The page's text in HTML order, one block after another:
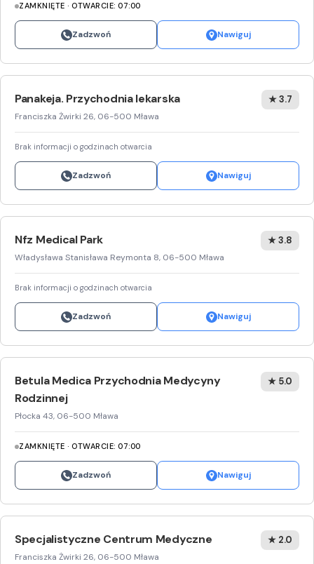
ZAMKNIĘTE · OTWARCIE: 07:00
Zadzwoń Nawiguj
Panakeja. Przychodnia lekarska
Franciszka Żwirki 26, 06-500 Mława
★ 3.7
Brak informacji o godzinach otwarcia
Zadzwoń Nawiguj
Nfz Medical Park
Władysława Stanisława Reymonta 8, 06-500 Mława
★ 3.8
Brak informacji o godzinach otwarcia
Zadzwoń Nawiguj
Betula Medica Przychodnia Medycyny
Rodzinnej
Płocka 43, 06-500 Mława
★ 5.0
ZAMKNIĘTE · OTWARCIE: 07:00
Zadzwoń Nawiguj
Specjalistyczne Centrum Medyczne
Franciszka Żwirki 26, 06-500 Mława
★ 2.0